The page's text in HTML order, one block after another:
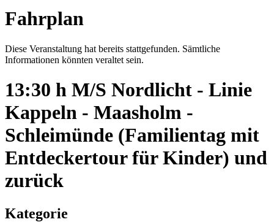
Fahrplan
Diese Veranstaltung hat bereits stattgefunden. Sämtliche
Informationen könnten veraltet sein.
13:30 h M/S Nordlicht - Linie
Kappeln - Maasholm -
Schleimünde (Familientag mit
Entdeckertour für Kinder) und
zurück
Kategorie